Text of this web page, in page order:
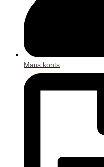
Mans konts